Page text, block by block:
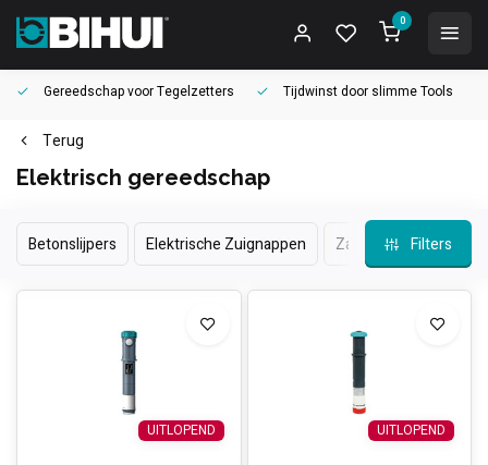
0
Gereedschap voorTegelzetters Tijdwinst door slimme Tools
Terug
Elektrisch gereedschap
Betonslijpers Elektrische Zuignappen Zaagmachines en
Filters
UITLOPEND UITLOPEND